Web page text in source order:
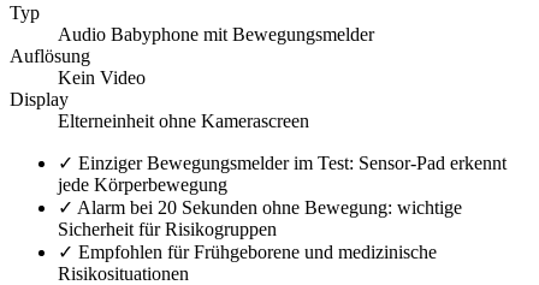
Typ
Audio Babyphone mit Bewegungsmelder
Auflösung
Kein Video
Display
Elterneinheit ohne Kamerascreen
✓ Einziger Bewegungsmelder im Test: Sensor-Pad erkennt
jede Körperbewegung
✓ Alarm bei 20 Sekunden ohne Bewegung: wichtige
Sicherheit für Risikogruppen
✓ Empfohlen für Frühgeborene und medizinische
Risikosituationen